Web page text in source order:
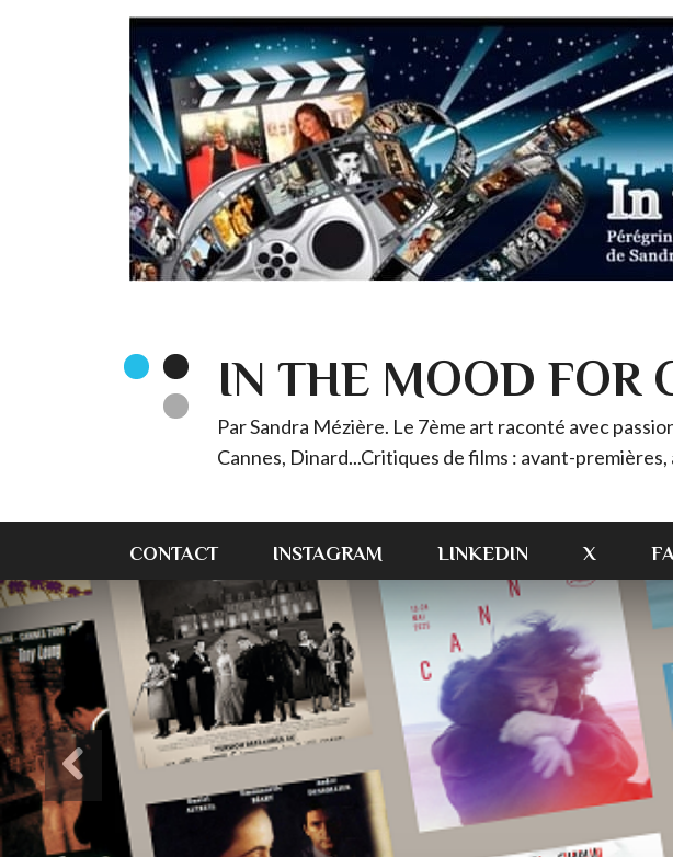
IN THE MOOD FOR
Par Sandra Mézière. Le 7ème art raconté avec
Cannes, Dinard...Critiques de films : avant-
CONTACT INSTAGRAM LINKEDIN X